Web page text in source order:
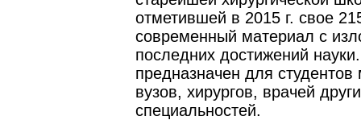
отметившей в 2015 г. свое
современный материал с
последних достижений
предназначен для студентов
вузов, хирургов, врачей
специальностей.